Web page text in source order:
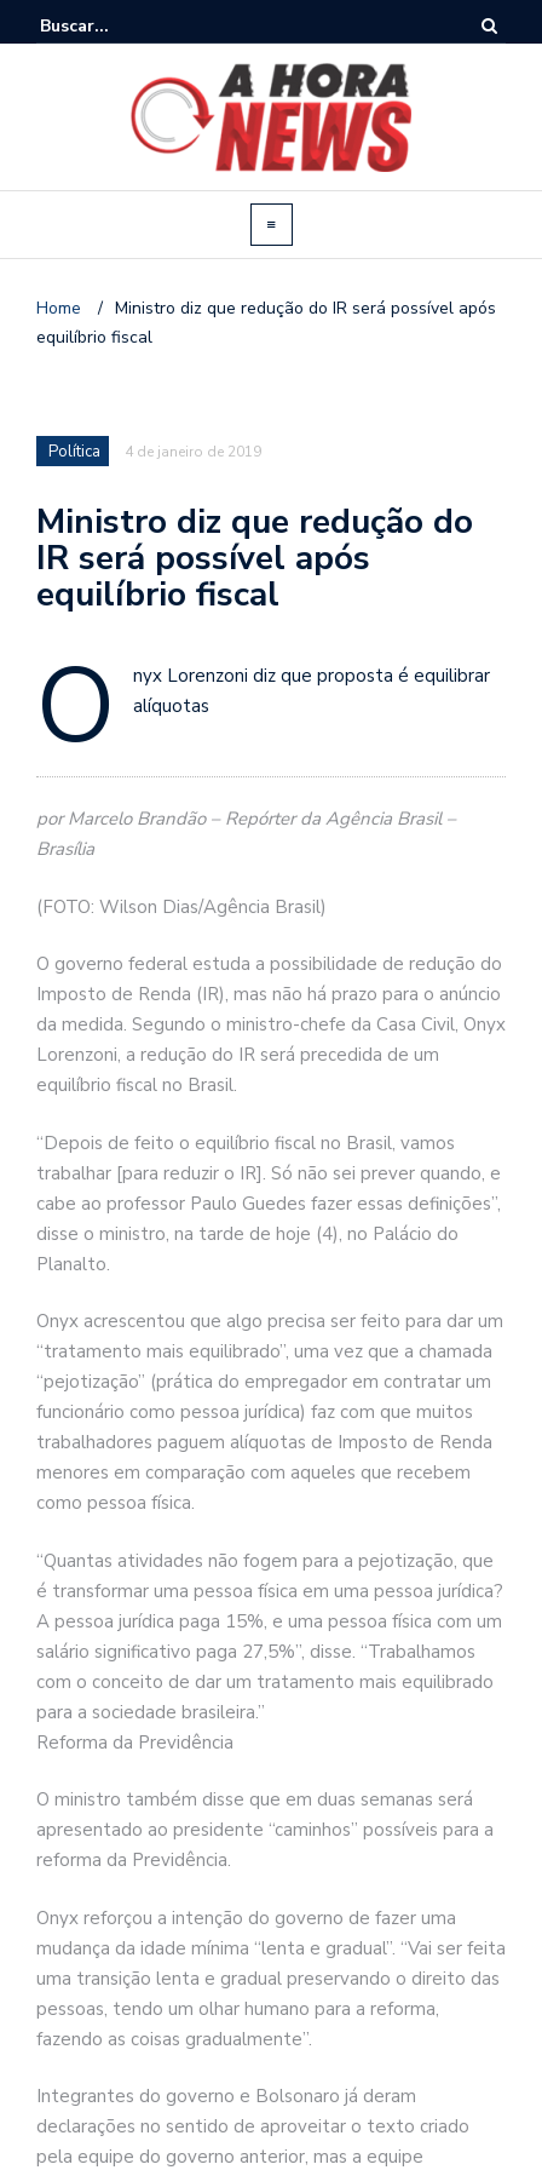
Home / Ministro diz que redução do IR será possível após
equilíbrio fiscal
Política 4 de janeiro de 2019
Ministro diz que redução do
IR será possível após
equilíbrio fiscal
O
nyx Lorenzoni diz que proposta é equilibrar
alíquotas
por Marcelo Brandão – Repórter da Agência Brasil –
Brasília
(FOTO: Wilson Dias/Agência Brasil)
O governo federal estuda a possibilidade de redução do
Imposto de Renda (IR), mas não há prazo para o anúncio
da medida. Segundo o ministro-chefe da Casa Civil, Onyx
Lorenzoni, a redução do IR será precedida de um
equilíbrio fiscal no Brasil.
“Depois de feito o equilíbrio fiscal no Brasil, vamos
trabalhar [para reduzir o IR]. Só não sei prever quando, e
cabe ao professor Paulo Guedes fazer essas definições”,
disse o ministro, na tarde de hoje (4), no Palácio do
Planalto.
Onyx acrescentou que algo precisa ser feito para dar um
“tratamento mais equilibrado”, uma vez que a chamada
“pejotização” (prática do empregador em contratar um
funcionário como pessoa jurídica) faz com que muitos
trabalhadores paguem alíquotas de Imposto de Renda
menores em comparação com aqueles que recebem
como pessoa física.
“Quantas atividades não fogem para a pejotização, que
é transformar uma pessoa física em uma pessoa jurídica?
A pessoa jurídica paga 15%, e uma pessoa física com um
salário significativo paga 27,5%”, disse. “Trabalhamos
com o conceito de dar um tratamento mais equilibrado
para a sociedade brasileira.”
Reforma da Previdência
O ministro também disse que em duas semanas será
apresentado ao presidente “caminhos” possíveis para a
reforma da Previdência.
Onyx reforçou a intenção do governo de fazer uma
mudança da idade mínima “lenta e gradual”. “Vai ser feita
uma transição lenta e gradual preservando o direito das
pessoas, tendo um olhar humano para a reforma,
fazendo as coisas gradualmente”.
Integrantes do governo e Bolsonaro já deram
declarações no sentido de aproveitar o texto criado
pela equipe do governo anterior, mas a equipe